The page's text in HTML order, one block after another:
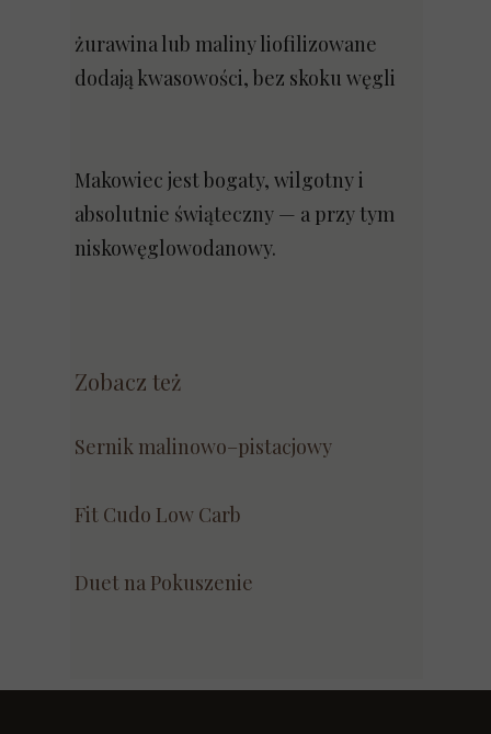
żurawina lub maliny liofilizowane
dodają kwasowości, bez skoku węgli
Makowiec jest bogaty, wilgotny i
absolutnie świąteczny — a przy tym
niskowęglowodanowy.
Zobacz też
Sernik malinowo–pistacjowy
Fit Cudo Low Carb
Duet na Pokuszenie